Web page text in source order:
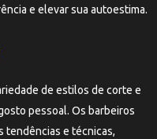
e elevar sua autoestima.
de estilos de corte e
pessoal. Os barbeiros
tendências e técnicas,